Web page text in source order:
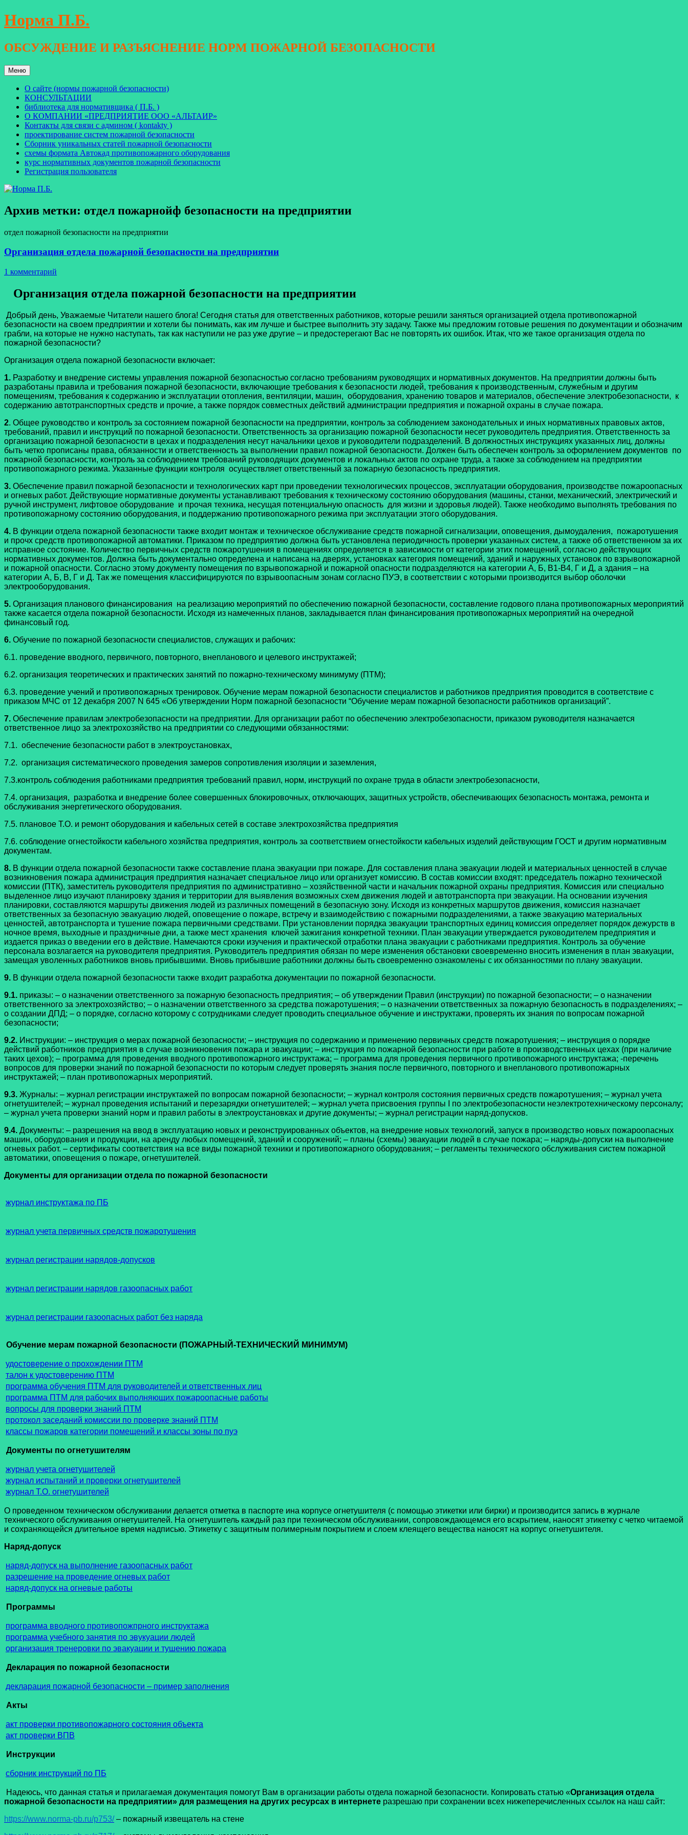
Перейти
к
Норма П.Б.
ОБСУЖДЕНИЕ И РАЗЪЯСНЕНИЕ НОРМ ПОЖАРНОЙ БЕЗОПАСНОСТИ
Меню
О сайте (нормы пожарной безопасности)
КОНСУЛЬТАЦИИ
библиотека для нормативщика ( П.Б. )
О КОМПАНИИ «ПРЕДПРИЯТИЕ ООО «АЛЬТАИР»
Контакты для связи с админом ( kontakty )
проектирование систем пожарной безопасности
Сборник уникальных статей пожарной безопасности
схемы формата Автокад противопожарного оборудования
курс нормативных документов пожарной безопасности
Регистрация пользователя
Архив метки: отдел пожарнойф безопасности на предприятии
отдел пожарной безопасности на предприятии
Организация отдела пожарной безопасности на предприятии
1 комментарий
Организация отдела пожарной безопасности на предприятии
Добрый день, Уважаемые Читатели нашего блога! Сегодня статья для ответственных работников, которые решили заняться организацией отдела противопожарной
безопасности на своем предприятии и хотели бы понимать, как им лучше и быстрее выполнить эту задачу. Также мы предложим готовые решения по документации и обозначим
грабли, на которые не нужно наступать, так как наступили не раз уже другие – и предостерегают Вас не повторять их ошибок. Итак, что же такое организация отдела по
пожарной безопасности?
Организация отдела пожарной безопасности включает:
1. Разработку и внедрение системы управления пожарной безопасностью согласно требованиям руководящих и нормативных документов. На предприятии должны быть
разработаны правила и требования пожарной безопасности, включающие требования к безопасности людей, требования к производственным, служебным и другим
помещениям, требования к содержанию и эксплуатации отопления, вентиляции, машин, оборудования, хранению товаров и материалов, обеспечение электробезопасности, к
содержанию автотранспортных средств и прочие, а также порядок совместных действий администрации предприятия и пожарной охраны в случае пожара.
2. Общее руководство и контроль за состоянием пожарной безопасности на предприятии, контроль за соблюдением законодательных и иных нормативных правовых актов,
требований, правил и инструкций по пожарной безопасности. Ответственность за организацию пожарной безопасности несет руководитель предприятия. Ответственность за
организацию пожарной безопасности в цехах и подразделения несут начальники цехов и руководители подразделений. В должностных инструкциях указанных лиц, должны
быть четко прописаны права, обязанности и ответственность за выполнении правил пожарной безопасности. Должен быть обеспечен контроль за оформлением документов по
пожарной безопасности, контроль за соблюдением требований руководящих документов и локальных актов по охране труда, а также за соблюдением на предприятии
противопожарного режима. Указанные функции контроля осуществляет ответственный за пожарную безопасность предприятия.
3. Обеспечение правил пожарной безопасности и технологических карт при проведении технологических процессов, эксплуатации оборудования, производстве пожароопасных
и огневых работ. Действующие нормативные документы устанавливают требования к техническому состоянию оборудования (машины, станки, механический, электрический и
ручной инструмент, лифтовое оборудование и прочая техника, несущая потенциальную опасность для жизни и здоровья людей). Также необходимо выполнять требования по
противопожарному состоянию оборудования, и поддержанию противопожарного режима при эксплуатации этого оборудования.
4. В функции отдела пожарной безопасности также входит монтаж и техническое обслуживание средств пожарной сигнализации, оповещения, дымоудаления, пожаротушения
и прочх средств противопожарной автоматики. Приказом по предприятию должна быть установлена периодичность проверки указанных систем, а также об ответственном за их
исправное состояние. Количество первичных средств пожаротушения в помещениях определяется в зависимости от категории этих помещений, согласно действующих
нормативных документов. Должна быть документально определена и написана на дверях, установках категория помещений, зданий и наружных установок по взрывопожарной
и пожарной опасности. Согласно этому документу помещения по взрывопожарной и пожарной опасности подразделяются на категории А, Б, В1-В4, Г и Д, а здания – на
категории А, Б, В, Г и Д. Так же помещения классифицируются по взрывоопасным зонам согласно ПУЭ, в соответствии с которыми производится выбор оболочки
электрооборудования.
5. Организация планового финансирования на реализацию мероприятий по обеспечению пожарной безопасности, составление годового плана противопожарных мероприятий
также касается отдела пожарной безопасности. Исходя из намеченных планов, закладывается план финансирования противопожарных мероприятий на очередной
финансовый год.
6. Обучение по пожарной безопасности специалистов, служащих и рабочих:
6.1. проведение вводного, первичного, повторного, внепланового и целевого инструктажей;
6.2. организация теоретических и практических занятий по пожарно-техническому минимуму (ПТМ);
6.3. проведение учений и противопожарных тренировок. Обучение мерам пожарной безопасности специалистов и работников предприятия проводится в соответствие с
приказом МЧС от 12 декабря 2007 N 645 «Об утверждении Норм пожарной безопасности “Обучение мерам пожарной безопасности работников организаций”.
7. Обеспечение правилам электробезопасности на предприятии. Для организации работ по обеспечению электробезопасности, приказом руководителя назначается
ответственное лицо за электрохозяйство на предприятии со следующими обязанностями:
7.1. обеспечение безопасности работ в электроустановках,
7.2. организация систематического проведения замеров сопротивления изоляции и заземления,
7.3.контроль соблюдения работниками предприятия требований правил, норм, инструкций по охране труда в области электробезопасности,
7.4. организация, разработка и внедрение более совершенных блокировочных, отключающих, защитных устройств, обеспечивающих безопасность монтажа, ремонта и
обслуживания энергетического оборудования.
7.5. плановое Т.О. и ремонт оборудования и кабельных сетей в составе электрохозяйства предприятия
7.6. соблюдение огнестойкости кабельного хозяйства предприятия, контроль за соответствием огнестойкости кабельных изделий действующим ГОСТ и другим нормативным
документам.
8. В функции отдела пожарной безопасности также составление плана эвакуации при пожаре. Для составления плана эвакуации людей и материальных ценностей в случае
возникновения пожара администрация предприятия назначает специальное лицо или организует комиссию. В состав комиссии входят: председатель пожарно технической
комиссии (ПТК), заместитель руководителя предприятия по административно – хозяйственной части и начальник пожарной охраны предприятия. Комиссия или специально
выделенное лицо изучают планировку здания и территории для выявления возможных схем движения людей и автотранспорта при эвакуации. На основании изучения
планировки, составляются маршруты движения людей из различных помещений в безопасную зону. Исходя из конкретных маршрутов движения, комиссия назначает
ответственных за безопасную эвакуацию людей, оповещение о пожаре, встречу и взаимодействию с пожарными подразделениями, а также эвакуацию материальных
ценностей, автотранспорта и тушение пожара первичными средствами. При установлении порядка эвакуации транспортных единиц комиссия определяет порядок дежурств в
ночное время, выходные и праздничные дни, а также мест хранения ключей зажигания конкретной техники. План эвакуации утверждается руководителем предприятия и
издается приказ о введении его в действие. Намечаются сроки изучения и практической отработки плана эвакуации с работниками предприятия. Контроль за обучение
персонала возлагается на руководителя предприятия. Руководитель предприятия обязан по мере изменения обстановки своевременно вносить изменения в план эвакуации,
замещая уволенных работников вновь прибывшими. Вновь прибывшие работники должны быть своевременно ознакомлены с их обязанностями по плану эвакуации.
9. В функции отдела пожарной безопасности также входит разработка документации по пожарной безопасности.
9.1. приказы: – о назначении ответственного за пожарную безопасность предприятия; – об утверждении Правил (инструкции) по пожарной безопасности; – о назначении
ответственного за электрохозяйство; – о назначении ответственного за средства пожаротушения; – о назначении ответственных за пожарную безопасность в подразделениях; –
о создании ДПД; – о порядке, согласно которому с сотрудниками следует проводить специальное обучение и инструктажи, проверять их знания по вопросам пожарной
безопасности;
9.2. Инструкции: – инструкция о мерах пожарной безопасности; – инструкция по содержанию и применению первичных средств пожаротушения; – инструкция о порядке
действий работников предприятия в случае возникновения пожара и эвакуации; – инструкция по пожарной безопасности при работе в производственных цехах (при наличие
таких цехов); – программа для проведения вводного противопожарного инструктажа; – программа для проведения первичного противопожарного инструктажа; -перечень
вопросов для проверки знаний по пожарной безопасности по которым следует проверять знания после первичного, повторного и внепланового противопожарных
инструктажей; – план противопожарных мероприятий.
9.3. Журналы: – журнал регистрации инструктажей по вопросам пожарной безопасности; – журнал контроля состояния первичных средств пожаротушения; – журнал учета
огнетушителей; – журнал проведения испытаний и перезарядки огнетушителей; – журнал учета присвоения группы I по электробезопасности неэлектротехническому персоналу;
– журнал учета проверки знаний норм и правил работы в электроустановках и другие документы; – журнал регистрации наряд-допусков.
9.4. Документы: – разрешения на ввод в эксплуатацию новых и реконструированных объектов, на внедрение новых технологий, запуск в производство новых пожароопасных
машин, оборудования и продукции, на аренду любых помещений, зданий и сооружений; – планы (схемы) эвакуации людей в случае пожара; – наряды-допуски на выполнение
огневых работ. – сертификаты соответствия на все виды пожарной техники и противопожарного оборудования; – регламенты технического обслуживания систем пожарной
автоматики, оповещения о пожаре, огнетушителей.
Документы для организации отдела по пожарной безопасности
журнал инструктажа по ПБ
журнал учета первичных средств пожаротушения
журнал регистрации нарядов-допусков
журнал регистрации нарядов газоопасных работ
журнал регистрации газоопасных работ без наряда
Обучение мерам пожарной безопасности (ПОЖАРНЫЙ-ТЕХНИЧЕСКИЙ МИНИМУМ)
удостоверение о прохождении ПТМ
талон к удостоверению ПТМ
программа обучения ПТМ для руководителей и ответственных лиц
программа ПТМ для рабочих выполняющих пожароопасные работы
вопросы для проверки знаний ПТМ
протокол заседаний комиссии по проверке знаний ПТМ
классы пожаров категории помещений и классы зоны по пуэ
Документы по огнетушителям
журнал учета огнетушителей
журнал испытаний и проверки огнетушителей
журнал Т.О. огнетушителей
О проведенном техническом обслуживании делается отметка в паспорте ина корпусе огнетушителя (с помощью этикетки или бирки) и производится запись в журнале
технического обслуживания огнетушителей. На огнетушитель каждый раз при техническом обслуживании, сопровождающемся его вскрытием, наносят этикетку с четко читаемой
и сохраняющейся длительное время надписью. Этикетку с защитным полимерным покрытием и слоем клеящего вещества наносят на корпус огнетушителя.
Наряд-допуск
наряд-допуск на выполнение газоопасных работ
разрешение на проведение огневых работ
наряд-допуск на огневые работы
Программы
программа вводного противопожпрного инструктажа
программа учебного занятия по эвукуации людей
организация тренеровки по эвакуации и тушению пожара
Декларация по пожарной безопасности
декларация пожарной безопасности – пример заполнения
Акты
акт проверки противопожарного состояния объекта
акт проверки ВПВ
Инструкции
сборник инструкций по ПБ
Надеюсь, что данная статья и прилагаемая документация помогут Вам в организации работы отдела пожарной безопасности. Копировать статью «Организация отдела
пожарной безопасности на предприятии» для размещения на других ресурсах в интернете разрешаю при сохранении всех нижеперечисленных ссылок на наш сайт:
https://www.norma-pb.ru/p753/– пожарный извещатель на стене